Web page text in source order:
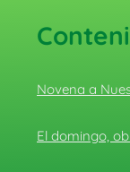
Novena a
El domingo,